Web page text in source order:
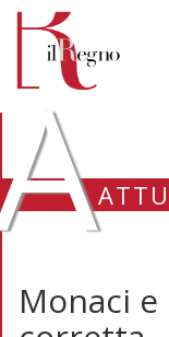
Monaci